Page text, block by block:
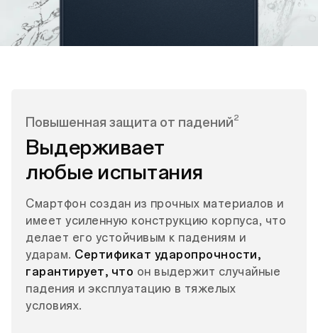
Повышенная защита от падений2
Выдерживает
любые испытания
Смартфон создан из прочных материалов и
имеет усиленную конструкцию корпуса, что
делает его устойчивым к падениям и
ударам. Сертификат ударопрочности,
гарантирует, что он выдержит случайные
падения и эксплуатацию в тяжелых
условиях.